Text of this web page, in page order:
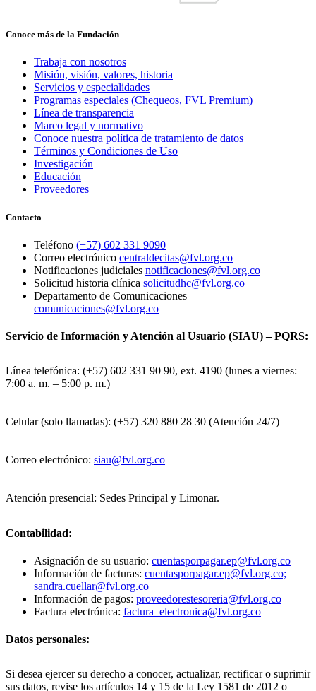
Conoce más de la Fundación
Trabaja con nosotros
Misión, visión, valores, historia
Servicios y especialidades
Programas especiales (Chequeos, FVL Premium)
Línea de transparencia
Marco legal y normativo
Conoce nuestra política de tratamiento de datos
Términos y Condiciones de Uso
Investigación
Educación
Proveedores
Contacto
Teléfono (+57) 602 331 9090
Correo electrónico centraldecitas@fvl.org.co
Notificaciones judiciales notificaciones@fvl.org.co
Solicitud historia clínica solicitudhc@fvl.org.co
Departamento de Comunicaciones
comunicaciones@fvl.org.co
Servicio de Información y Atención al Usuario (SIAU) – PQRS:
Línea telefónica: (+57) 602 331 90 90, ext. 4190 (lunes a viernes:
7:00 a. m. – 5:00 p. m.)
Celular (solo llamadas): (+57) 320 880 28 30 (Atención 24/7)
Correo electrónico: siau@fvl.org.co
Atención presencial: Sedes Principal y Limonar.
Contabilidad:
Asignación de su usuario: cuentasporpagar.ep@fvl.org.co
Información de facturas: cuentasporpagar.ep@fvl.org.co;
sandra.cuellar@fvl.org.co
Información de pagos: proveedorestesoreria@fvl.org.co
Factura electrónica: factura_electronica@fvl.org.co
Datos personales:
Si desea ejercer su derecho a conocer, actualizar, rectificar o suprimir
sus datos, revise los artículos 14 y 15 de la Ley 1581 de 2012 o